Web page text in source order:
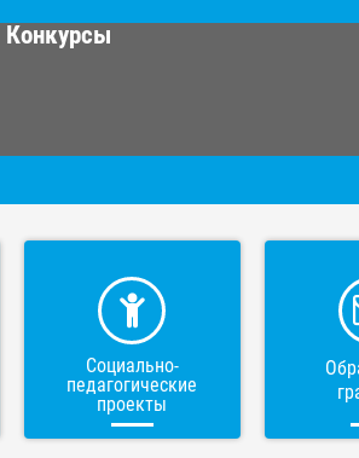
Конкурсы
Социально-
педагогические
проекты